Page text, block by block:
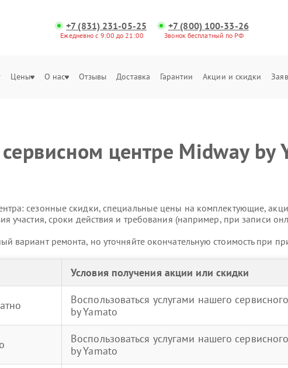
+7 (831) 231-05-25
Ежедневно с 9:00 до 21:00
+7 (800) 100-33-26
Звонок бесплатный по РФ
Цены О нас Отзывы Доставка Гарантии Акции и скидки
центре Midway
сезонные скидки, специальные цены на комплектующие,
участия, сроки действия и требования (например, при записи
вариант ремонта, но уточняйте окончательную стоимость при
Условия получения акции или скидки
Воспользоваться услугами нашего
by Yamato
Воспользоваться услугами нашего
by Yamato